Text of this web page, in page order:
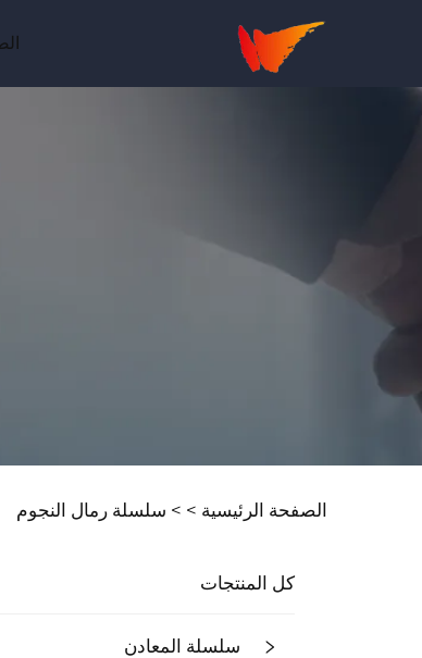
الصفحة الرئيسية > > سلسلة رمال النجوم
كل المنتجات
سلسلة المعادن